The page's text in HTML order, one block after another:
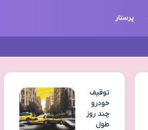
پرستار
توقیف
خودرو
چند روز
طول